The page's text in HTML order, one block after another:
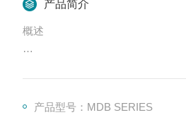
产品简介
概述
产品型号：MDB SERIES